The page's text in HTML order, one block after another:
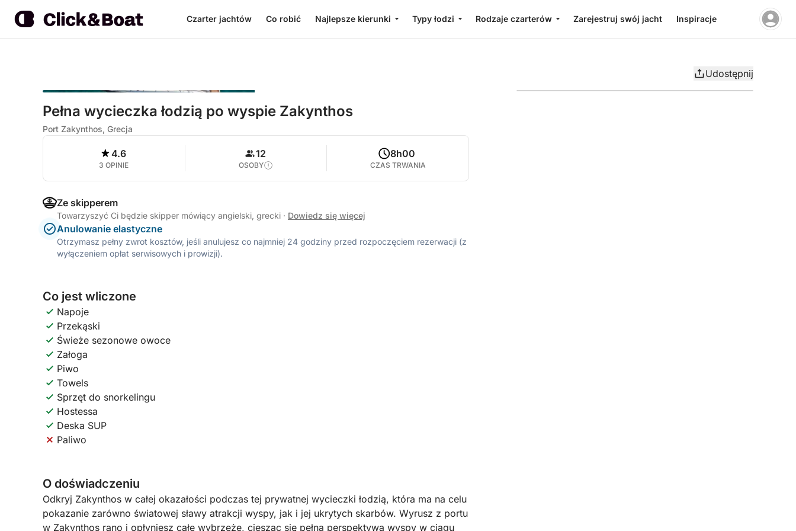
Czarter jachtów Co robić Najlepsze kierunki Typy łodzi Rodzaje czarterów Zarejestruj swój jacht Inspiracje
Udostępnij
Pełna wycieczka łodzią po wyspie Zakynthos
Port Zakynthos, Grecja
4.6
3 OPINIE
12
OSOBY
8h00
CZAS TRWANIA
Ze skipperem
Towarzyszyć Ci będzie skipper mówiący angielski, grecki · Dowiedz się więcej
Anulowanie elastyczne
Otrzymasz pełny zwrot kosztów, jeśli anulujesz co najmniej 24 godziny przed rozpoczęciem rezerwacji (z
wyłączeniem opłat serwisowych i prowizji).
Co jest wliczone
Napoje
Przekąski
Świeże sezonowe owoce
Załoga
Piwo
Towels
Sprzęt do snorkelingu
Hostessa
Deska SUP
Paliwo
O doświadczeniu
Odkryj Zakynthos w całej okazałości podczas tej prywatnej wycieczki łodzią, która ma na celu
pokazanie zarówno światowej sławy atrakcji wyspy, jak i jej ukrytych skarbów. Wyrusz z portu
w Zakynthos rano i opłyniesz całe wybrzeże, ciesząc się pełną perspektywą wyspy w ciągu